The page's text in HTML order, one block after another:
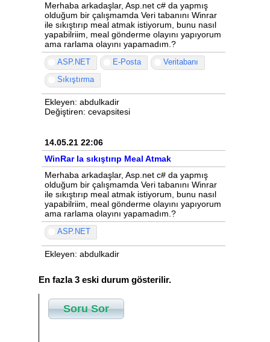
Merhaba arkadaşlar, Asp.net c# da yapmış
olduğum bir çalışmamda Veri tabanını Winrar
ile sıkıştırıp meal atmak istiyorum, bunu nasıl
yapabilriim, meal gönderme olayını yapıyorum
ama rarlama olayını yapamadım.?
ASP.NET E-Posta
Veritabanı
Sıkıştırma
Ekleyen: abdulkadir
Değiştiren: cevapsitesi
14.05.21 22:06
WinRar la sıkıştırıp Meal Atmak
Merhaba arkadaşlar, Asp.net c# da yapmış
olduğum bir çalışmamda Veri tabanını Winrar
ile sıkıştırıp meal atmak istiyorum, bunu nasıl
yapabilriim, meal gönderme olayını yapıyorum
ama rarlama olayını yapamadım.?
ASP.NET
Ekleyen: abdulkadir
En fazla 3 eski durum gösterilir.
Soru Sor